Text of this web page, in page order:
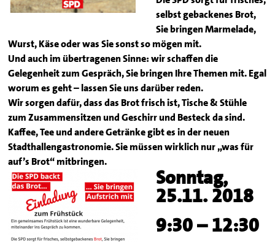
selbst gebackenes Brot,
Sie bringen Marmelade,
Wurst, Käse oder was Sie sonst so mögen mit.
Und auch im übertragenen Sinne: wir schaffen die
Gelegenheit zum Gespräch, Sie bringen Ihre Themen mit. Egal
worum es geht – lassen Sie uns darüber reden.
Wir sorgen dafür, dass das Brot frisch ist, Tische & Stühle
zum Zusammensitzen und Geschirr und Besteck da sind.
Kaffee, Tee und andere Getränke gibt es in der neuen
Stadthallengastronomie. Sie müssen wirklich nur „was für
auf’s Brot“ mitbringen.
Sonntag,
25.11. 2018
9:30 – 12:30